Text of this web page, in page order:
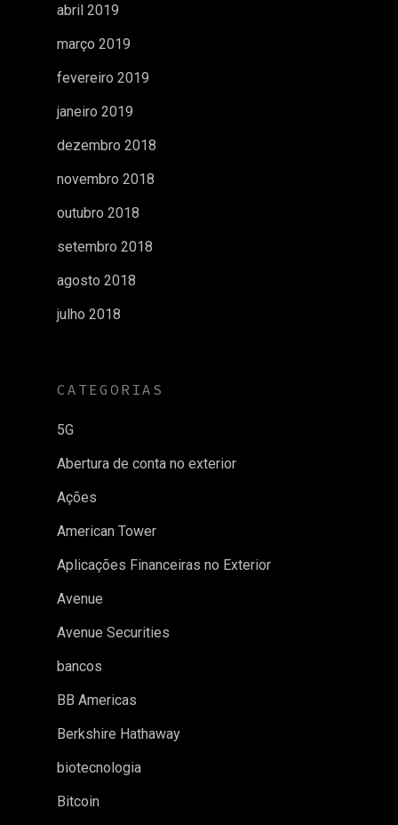
abril 2019
março 2019
fevereiro 2019
janeiro 2019
dezembro 2018
novembro 2018
outubro 2018
setembro 2018
agosto 2018
julho 2018
CATEGORIAS
5G
Abertura de conta no exterior
Ações
American Tower
Aplicações Financeiras no Exterior
Avenue
Avenue Securities
bancos
BB Americas
Berkshire Hathaway
biotecnologia
Bitcoin